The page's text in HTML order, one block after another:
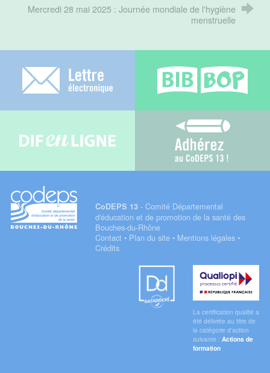
Mercredi 28 mai 2025 : Journée mondiale de l'hygiène
menstruelle
Adhérez au
CoDEPS 13- Comité Départemental
d'éducation et de promotion de la santé des
Bouches-du-Rhône
Contact • Plan du site• Mentions légales•
Crédits
Qualiopi
La certification qualité a
été délivrée au titre de
la catégorie d'action
suivante :Actions de
formation